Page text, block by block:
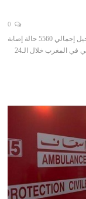
قالت وزارة الصحة والحماية الاجتماعية، الخميس، إنه تم تسجيل إجمالي 5560 حالة إصابة
جديدة بفيروس كورونا المستجد (كوفيد-19) و 6897 حالة تعافي في المغرب خلال الـ24